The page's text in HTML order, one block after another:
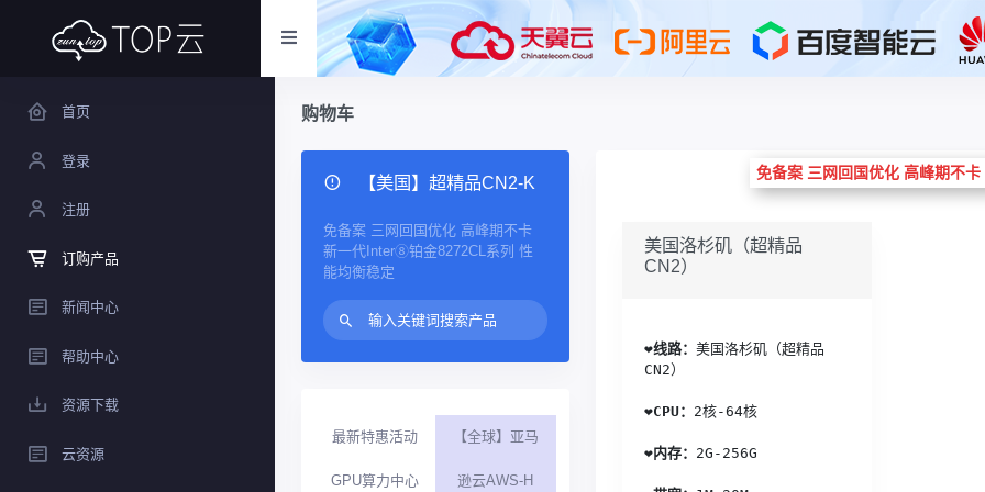
首页
登录
注册
订购产品
新闻中心
帮助中心
资源下载
云资源
购物车
【美国】超精品CN2-K
免备案 三网回国优化 高峰期不卡
新一代Inter⑧铂金8272CL系列 性
能均衡稳定
最新特惠活动
GPU算力中心
【全球】亚马
逊云AWS-H
免备案 三网回国优化 高峰期不
美国洛杉矶（超精品
CN2）
❤️线路： 美国洛杉矶（超精品
CN2）
❤️CPU： 2核-64核
❤️内存： 2G-256G